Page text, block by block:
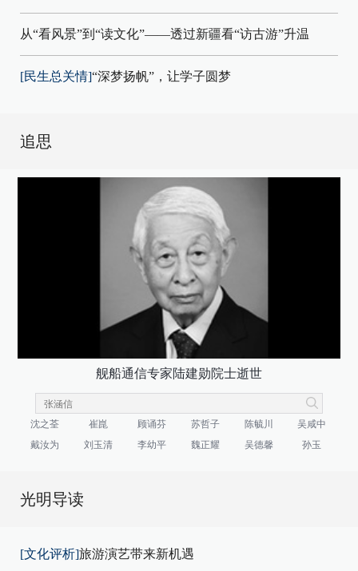
从“看风景”到“读文化”——透过新疆看“访古游”升温
[民生总关情]“深梦扬帆”，让学子圆梦
追思
舰船通信专家陆建勋院士逝世
沈之荃 崔崑 顾诵芬 苏哲子 陈毓川
吴咸中
戴汝为
刘玉清 李幼平 魏正耀 吴德馨 孙玉
光明导读
[文化评析]旅游演艺带来新机遇